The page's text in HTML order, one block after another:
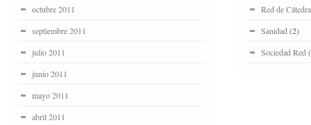
octubre 2011
septiembre 2011
julio 2011
junio 2011
mayo 2011
abril 2011
Red de
Sanidad (2)
Sociedad Red